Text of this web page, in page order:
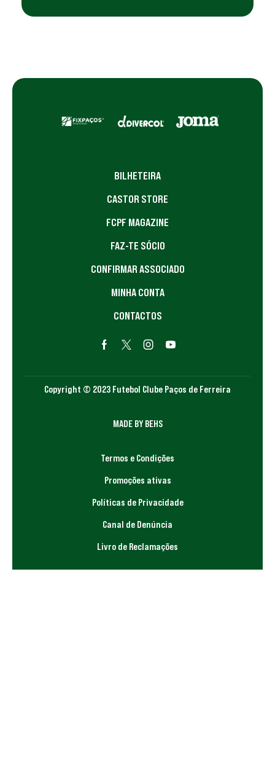
BILHETEIRA
CASTOR STORE
FCPF MAGAZINE
FAZ-TE SÓCIO
CONFIRMAR ASSOCIADO
MINHA CONTA
CONTACTOS
Copyright © 2023 Futebol Clube Paços de Ferreira
MADE BY BEHS
Termos e Condições
Promoções ativas
Políticas de Privacidade
Canal de Denúncia
Livro de Reclamações